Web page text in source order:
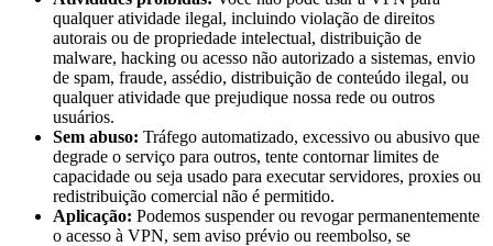
qualquer atividade ilegal, incluindo violação de direitos
autorais ou de propriedade intelectual, distribuição de
malware, hacking ou acesso não autorizado a sistemas, envio
de spam, fraude, assédio, distribuição de conteúdo ilegal, ou
qualquer atividade que prejudique nossa rede ou outros
usuários.
Sem abuso: Tráfego automatizado, excessivo ou abusivo que
degrade o serviço para outros, tente contornar limites de
capacidade ou seja usado para executar servidores, proxies ou
redistribuição comercial não é permitido.
Aplicação: Podemos suspender ou revogar permanentemente
o acesso à VPN, sem aviso prévio ou reembolso, se